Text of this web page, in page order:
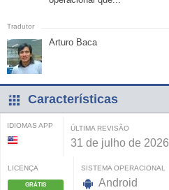
Arturo Baca
Características
IDIOMAS APP ÚLTIMA REVISÃO
31 de julho de 2026
LICENÇA
GRÁTIS
SISTEMA OPERACIONAL
Android